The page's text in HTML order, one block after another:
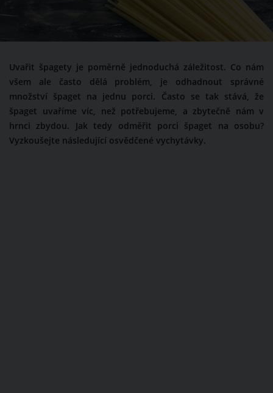
Uvařit špagety je poměrně jednoduchá záležitost. Co nám
všem ale často dělá problém, je odhadnout správné
množství špaget na jednu porci. Často se tak stává, že
špaget uvaříme víc, než potřebujeme, a zbytečně nám v
hrnci zbydou. Jak tedy odměřit porci špaget na osobu?
Vyzkoušejte následující osvědčené vychytávky.